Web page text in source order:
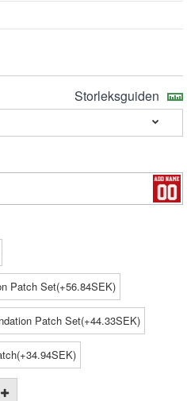
Storleksguiden
Patch Set(+56.84SEK)
Patch Set(+44.33SEK)